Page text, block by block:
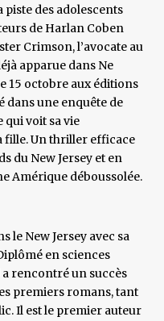
piste des adolescents
de Harlan Coben
Crimson, l’avocate au
apparue dans Ne
15 octobre aux éditions
dans une enquête de
qui voit sa vie
fille. Un thriller efficace
du New Jersey et en
Amérique déboussolée.
le New Jersey avec sa
en sciences
rencontré un succès
premiers romans, tant
Il est le premier auteur